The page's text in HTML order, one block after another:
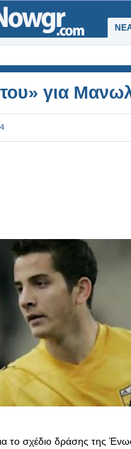
για
το σχέδιο δράσης της